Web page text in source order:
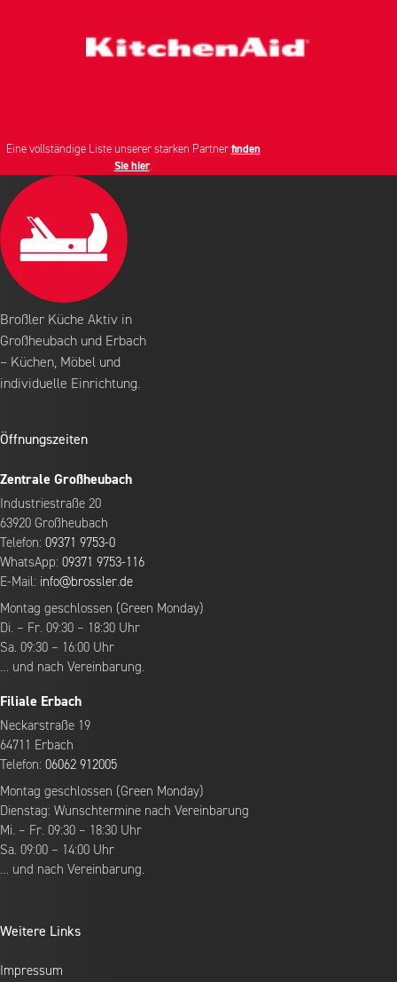
Eine vollständige Liste unserer starken Partner finden
Sie hier.
Broßler Küche Aktiv in
Großheubach und Erbach
– Küchen, Möbel und
individuelle Einrichtung.
Öffnungszeiten
Zentrale Großheubach
Industriestraße 20
63920 Großheubach
Telefon: 09371 9753-0
WhatsApp: 09371 9753-116
E-Mail: info@brossler.de
Montag geschlossen (Green Monday)
Di. – Fr. 09:30 – 18:30 Uhr
Sa. 09:30 – 16:00 Uhr
… und nach Vereinbarung.
Filiale Erbach
Neckarstraße 19
64711 Erbach
Telefon: 06062 912005
Montag geschlossen (Green Monday)
Dienstag: Wunschtermine nach Vereinbarung
Mi. – Fr. 09:30 – 18:30 Uhr
Sa. 09:00 – 14:00 Uhr
… und nach Vereinbarung.
Weitere Links
Impressum